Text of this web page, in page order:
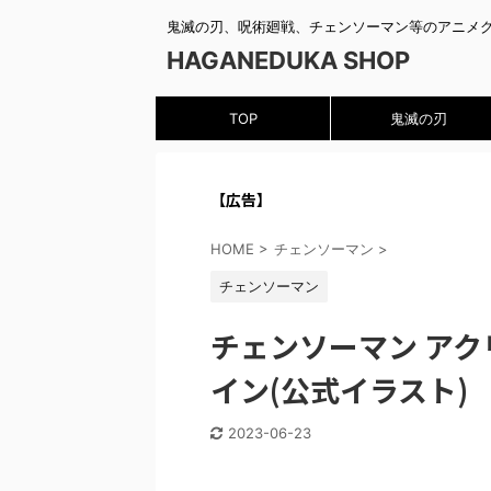
鬼滅の刃、呪術廻戦、チェンソーマン等のアニメ
HAGANEDUKA SHOP
TOP 鬼滅の刃
【広告】
HOME > チェンソーマン >
チェンソーマン
チェンソーマン ア
イン(公式イラスト)
2023-06-23